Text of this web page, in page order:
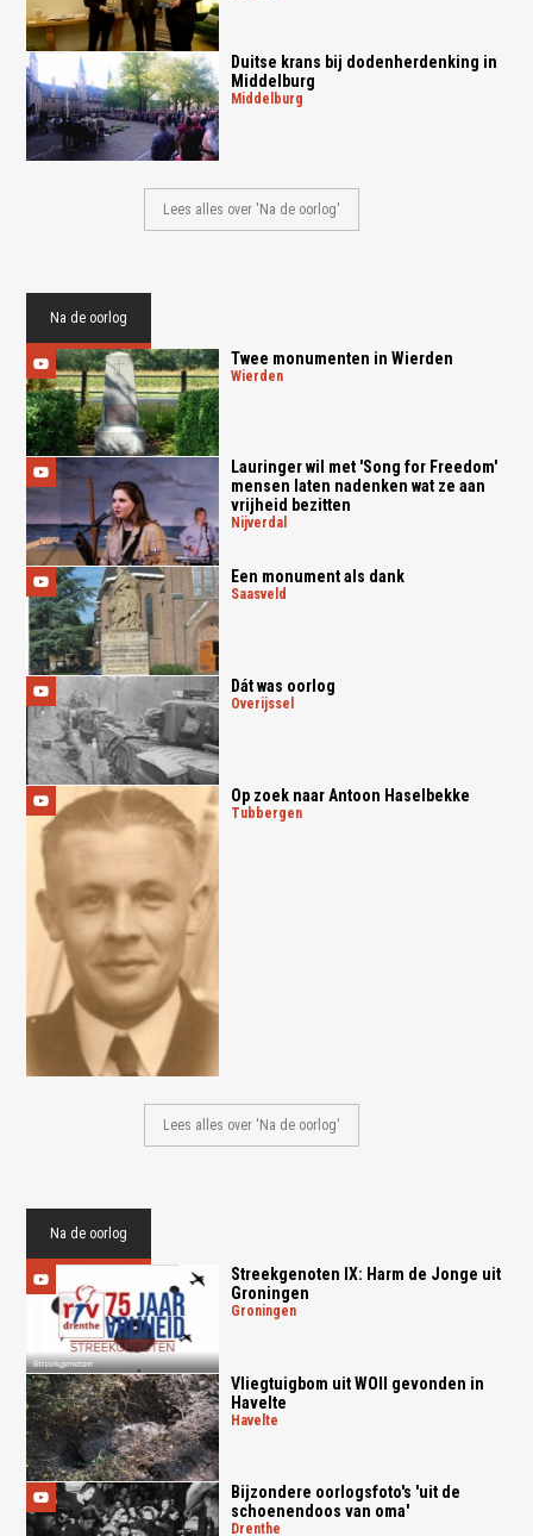
Duitse krans bij dodenherdenking in
Middelburg
middelburg
Lees alles over 'Na de oorlog'
Na de oorlog
Twee monumenten in Wierden
wierden
Lauringer wil met 'Song for Freedom'
mensen laten nadenken wat ze aan
vrijheid bezitten
nijverdal
Een monument als dank
saasveld
Dát was oorlog
overijssel
Op zoek naar Antoon Haselbekke
tubbergen
Lees alles over 'Na de oorlog'
Na de oorlog
Streekgenoten IX: Harm de Jonge uit
Groningen
groningen
Vliegtuigbom uit WOII gevonden in
Havelte
havelte
Bijzondere oorlogsfoto's 'uit de
schoenendoos van oma'
drenthe